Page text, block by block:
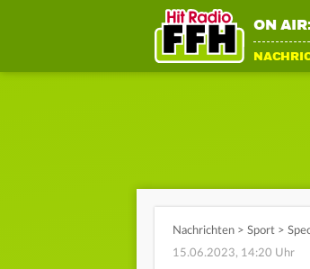
ON
Nachrichten > Sport >
15.06.2023, 14:20 Uhr